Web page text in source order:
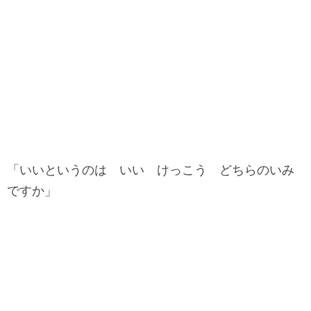
「いいというのは いい けっこう どちらのいみ
ですか」